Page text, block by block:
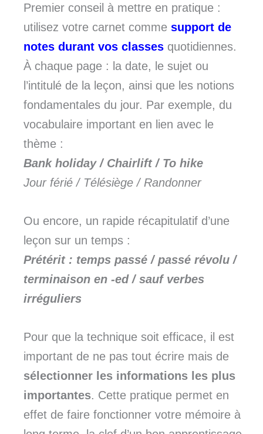
Premier conseil à mettre en pratique :
utilisez votre carnet comme support de
notes durant vos classes quotidiennes.
À chaque page : la date, le sujet ou
l’intitulé de la leçon, ainsi que les notions
fondamentales du jour. Par exemple, du
vocabulaire important en lien avec le
thème :
Bank holiday / Chairlift / To hike
Jour férié / Télésiège / Randonner
Ou encore, un rapide récapitulatif d’une
leçon sur un temps :
Prétérit : temps passé / passé révolu /
terminaison en -ed / sauf verbes
irréguliers
Pour que la technique soit efficace, il est
important de ne pas tout écrire mais de
sélectionner les informations les plus
importantes. Cette pratique permet en
effet de faire fonctionner votre mémoire à